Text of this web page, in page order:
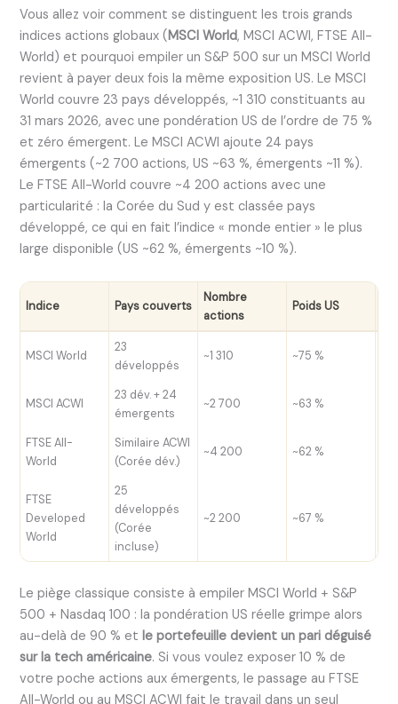
Vous allez voir comment se distinguent les trois grands
indices actions globaux (MSCI World, MSCI ACWI, FTSE All-
World) et pourquoi empiler un S&P 500 sur un MSCI World
revient à payer deux fois la même exposition US. Le MSCI
World couvre 23 pays développés, ~1 310 constituants au
31 mars 2026, avec une pondération US de l’ordre de 75 %
et zéro émergent. Le MSCI ACWI ajoute 24 pays
émergents (~2 700 actions, US ~63 %, émergents ~11 %).
Le FTSE All-World couvre ~4 200 actions avec une
particularité : la Corée du Sud y est classée pays
développé, ce qui en fait l’indice « monde entier » le plus
large disponible (US ~62 %, émergents ~10 %).
Indice Pays couverts
Nombre
actions
Poids US
MSCI World
23
développés
~1 310 ~75 %
MSCI ACWI
23 dév. + 24
émergents
~2 700 ~63 %
FTSE All-
World
Similaire ACWI
(Corée dév.)
~4 200 ~62 %
FTSE
Developed
World
25
développés
(Corée
incluse)
~2 200 ~67 %
Le piège classique consiste à empiler MSCI World + S&P
500 + Nasdaq 100 : la pondération US réelle grimpe alors
au-delà de 90 % et le portefeuille devient un pari déguisé
sur la tech américaine. Si vous voulez exposer 10 % de
votre poche actions aux émergents, le passage au FTSE
All-World ou au MSCI ACWI fait le travail dans un seul